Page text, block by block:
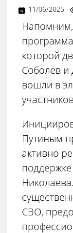
11/06/2025
Напомним,
которой
Соболев
вошли в
Путиным
активно
СВО,